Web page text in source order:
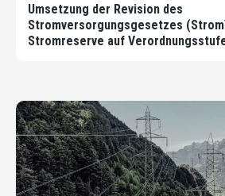
Umsetzung der Revision des
Stromversorgungsgesetzes
Stromreserve auf